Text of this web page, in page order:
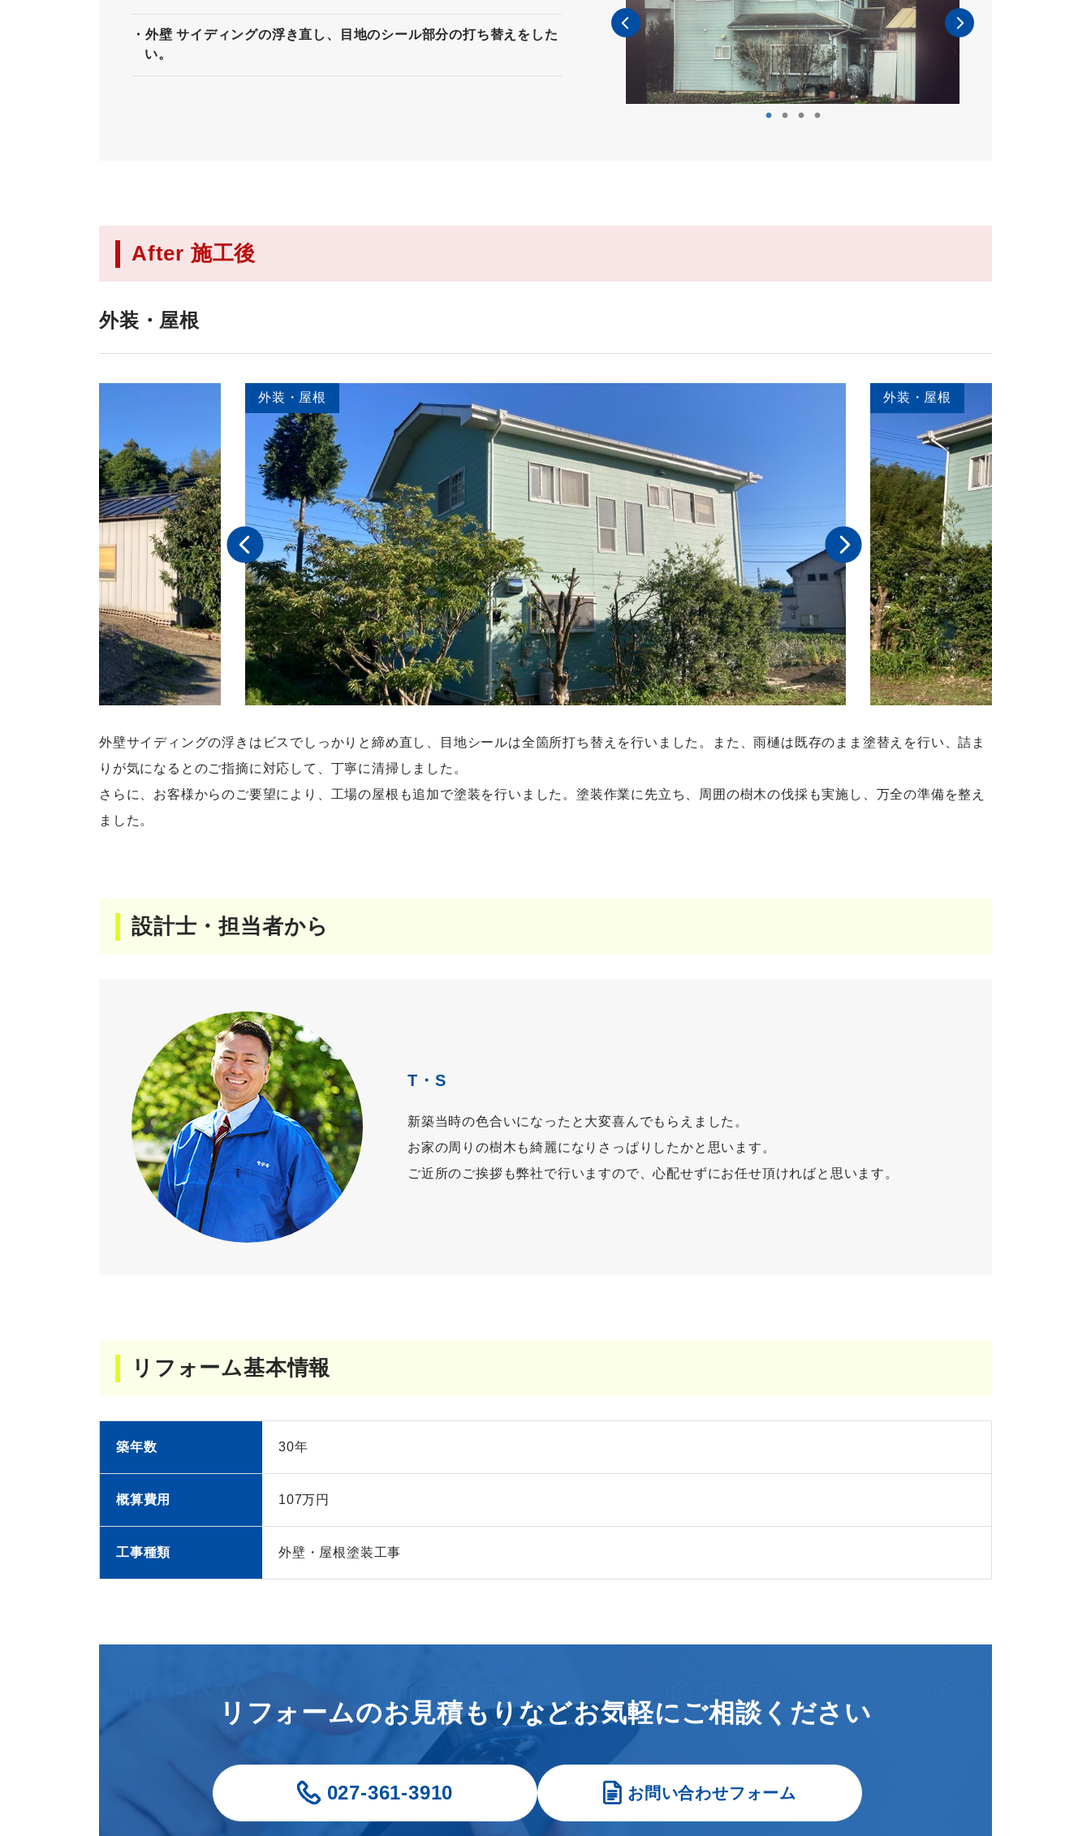
外壁 サイディングの浮き直し、目地のシール部分の打ち替えをした
い。
After 施工後
外装・屋根
外装・屋根 外装・屋根
外壁サイディングの浮きはビスでしっかりと締め直し、目地シールは全箇所打ち替えを行いました。また、雨樋は既存のまま塗替えを行い、詰ま
りが気になるとのご指摘に対応して、丁寧に清掃しました。
さらに、お客様からのご要望により、工場の屋根も追加で塗装を行いました。塗装作業に先立ち、周囲の樹木の伐採も実施し、万全の準備を整え
ました。
設計士・担当者から
T・S
新築当時の色合いになったと大変喜んでもらえました。
お家の周りの樹木も綺麗になりさっぱりしたかと思います。
ご近所のご挨拶も弊社で行いますので、心配せずにお任せ頂ければと思います。
リフォーム基本情報
築年数 30年
概算費用 107万円
工事種類 外壁・屋根塗装工事
リフォームのお見積もりなどお気軽にご相談ください
027-361-3910 お問い合わせフォーム